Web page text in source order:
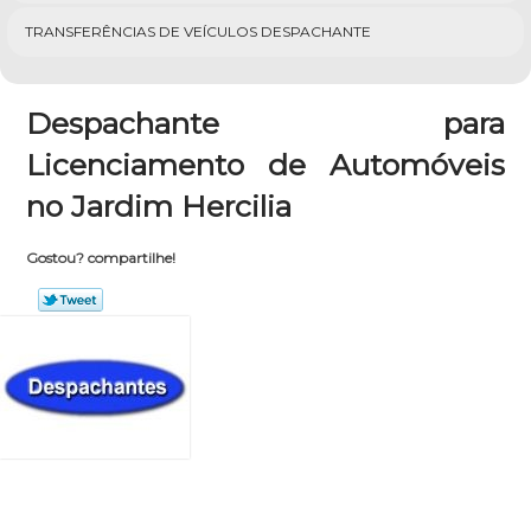
TRANSFERÊNCIAS DE VEÍCULOS DESPACHANTE
Despachante para
Licenciamento de Automóveis
no Jardim Hercilia
Gostou? compartilhe!